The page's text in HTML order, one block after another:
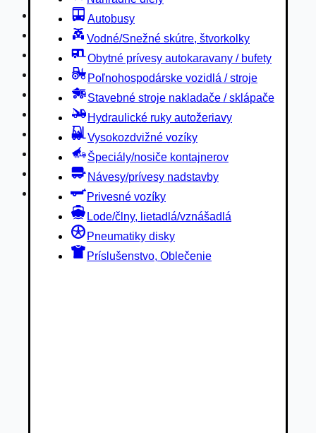
Autobusy
Vodné/Snežné skútre, štvorkolky
Obytné prívesy autokaravany / bufety
Poľnohospodárske vozidlá / stroje
Stavebné stroje nakladače / sklápače
Hydraulické ruky autožeriavy
Vysokozdvižné vozíky
Špeciály/nosiče kontajnerov
Návesy/prívesy nadstavby
Privesné vozíky
Lode/člny, lietadlá/vznášadlá
Pneumatiky disky
Príslušenstvo, Oblečenie
Poľnohospodárske vozidlá / stroje
Stavebné stroje nakladače / sklápače
Hydraulické ruky autožeriavy
Vysokozdvižné vozíky
Špeciály/nosiče kontajnerov
Návesy/prívesy nadstavby
Privesné vozíky
Lode/člny, lietadlá/vznášadlá
Pneumatiky disky
Príslušenstvo, Oblečenie